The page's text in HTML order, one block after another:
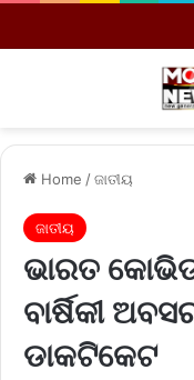
Home /ଜାତୀୟ
ଜାତୀୟ
ଭାରତ
ବାର୍ଷିକୀ
ଡାକଟିକେଟ